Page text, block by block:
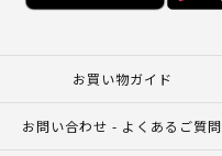
お買い物ガイド
お問い合わせ - よくあるご質問